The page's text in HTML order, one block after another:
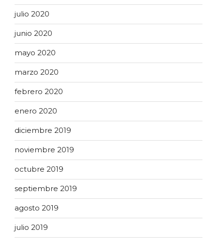
julio 2020
junio 2020
mayo 2020
marzo 2020
febrero 2020
enero 2020
diciembre 2019
noviembre 2019
octubre 2019
septiembre 2019
agosto 2019
julio 2019